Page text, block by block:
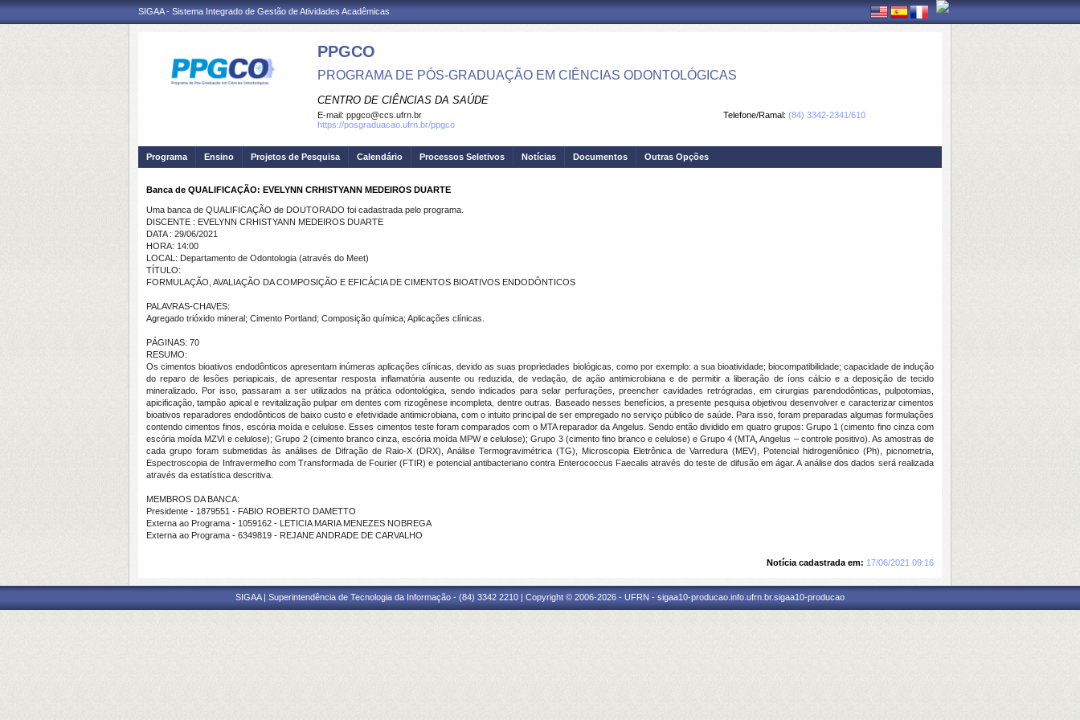
SIGAA - Sistema Integrado de Gestão de Atividades Acadêmicas
PPGCO
PROGRAMA DE PÓS-GRADUAÇÃO EM CIÊNCIAS ODONTOLÓGICAS
CENTRO DE CIÊNCIAS DA SAÚDE
Telefone/Ramal: (84) 3342-2341/610
E-mail: ppgco@ccs.ufrn.br
https://posgraduacao.ufrn.br/ppgco
Programa Ensino Projetos de Pesquisa Calendário Processos Seletivos Notícias Documentos Outras Opções
Banca de QUALIFICAÇÃO: EVELYNN CRHISTYANN MEDEIROS DUARTE
Uma banca de QUALIFICAÇÃO de DOUTORADO foi cadastrada pelo programa.
DISCENTE : EVELYNN CRHISTYANN MEDEIROS DUARTE
DATA : 29/06/2021
HORA: 14:00
LOCAL: Departamento de Odontologia (através do Meet)
TÍTULO:
FORMULAÇÃO, AVALIAÇÃO DA COMPOSIÇÃO E EFICÁCIA DE CIMENTOS BIOATIVOS ENDODÔNTICOS
PALAVRAS-CHAVES:
Agregado trióxido mineral; Cimento Portland; Composição química; Aplicações clínicas.
PÁGINAS: 70
RESUMO:
Os cimentos bioativos endodônticos apresentam inúmeras aplicações clínicas, devido as suas propriedades biológicas, como por exemplo: a sua bioatividade; biocompatibilidade; capacidade de indução
do reparo de lesões periapicais, de apresentar resposta inflamatória ausente ou reduzida, de vedação, de ação antimicrobiana e de permitir a liberação de íons cálcio e a deposição de tecido
mineralizado. Por isso, passaram a ser utilizados na prática odontológica, sendo indicados para selar perfurações, preencher cavidades retrógradas, em cirurgias parendodônticas, pulpotomias,
apicificação, tampão apical e revitalização pulpar em dentes com rizogênese incompleta, dentre outras. Baseado nesses benefícios, a presente pesquisa objetivou desenvolver e caracterizar cimentos
bioativos reparadores endodônticos de baixo custo e efetividade antimicrobiana, com o intuito principal de ser empregado no serviço público de saúde. Para isso, foram preparadas algumas formulações
contendo cimentos finos, escória moída e celulose. Esses cimentos teste foram comparados com o MTA reparador da Angelus. Sendo então dividido em quatro grupos: Grupo 1 (cimento fino cinza com
escória moída MZVI e celulose); Grupo 2 (cimento branco cinza, escória moída MPW e celulose); Grupo 3 (cimento fino branco e celulose) e Grupo 4 (MTA, Angelus – controle positivo). As amostras de
cada grupo foram submetidas às análises de Difração de Raio-X (DRX), Análise Termogravimétrica (TG), Microscopia Eletrônica de Varredura (MEV), Potencial hidrogeniônico (Ph), picnometria,
Espectroscopia de Infravermelho com Transformada de Fourier (FTIR) e potencial antibacteriano contra Enterococcus Faecalis através do teste de difusão em ágar. A análise dos dados será realizada
através da estatística descritiva.
MEMBROS DA BANCA:
Presidente - 1879551 - FABIO ROBERTO DAMETTO
Externa ao Programa - 1059162 - LETICIA MARIA MENEZES NOBREGA
Externa ao Programa - 6349819 - REJANE ANDRADE DE CARVALHO
Notícia cadastrada em: 17/06/2021 09:16
SIGAA | Superintendência de Tecnologia da Informação - (84) 3342 2210 | Copyright © 2006-2026 - UFRN - sigaa10-producao.info.ufrn.br.sigaa10-producao